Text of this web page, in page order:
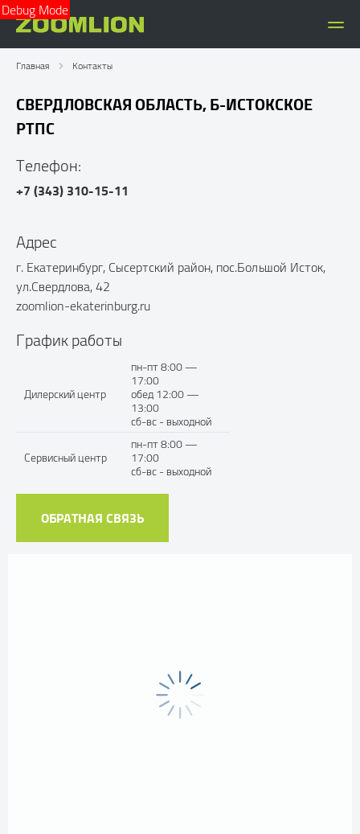
Debug Mode
Главная Контакты
СВЕРДЛОВСКАЯ ОБЛАСТЬ, Б-ИСТОКСКОЕ
РТПС
Телефон:
+7 (343) 310-15-11
Адрес
г. Екатеринбург, Сысертский район, пос.Большой Исток,
ул.Свердлова, 42
zoomlion-ekaterinburg.ru
График работы
Дилерский центр
пн-пт 8:00 —
17:00
обед 12:00 —
13:00
сб-вс - выходной
Сервисный центр
пн-пт 8:00 —
17:00
сб-вс - выходной
ОБРАТНАЯ СВЯЗЬ